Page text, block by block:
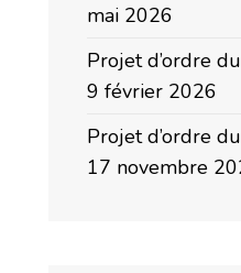
mai 2026
Projet d’ordre
9 février 2026
Projet d’ordre
17 novembre